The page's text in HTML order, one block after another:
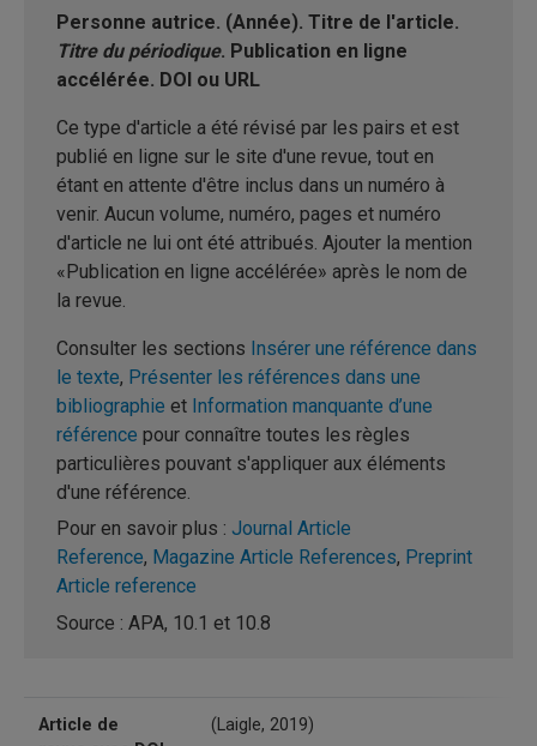
Personne autrice. (Année). Titre de l'article.
Titre du périodique. Publication en ligne
accélérée. DOI ou URL
Ce type d'article a été révisé par les pairs et est
publié en ligne sur le site d'une revue, tout en
étant en attente d'être inclus dans un numéro à
venir. Aucun volume, numéro, pages et numéro
d'article ne lui ont été attribués. Ajouter la mention
«Publication en ligne accélérée» après le nom de
la revue.
Consulter les sections Insérer une référence dans
le texte, Présenter les références dans une
bibliographie et Information manquante d’une
référence pour connaître toutes les règles
particulières pouvant s'appliquer aux éléments
d'une référence.
Pour en savoir plus :Journal Article
Reference, Magazine Article References, Preprint
Article reference
Source : APA, 10.1 et 10.8
Article de
(Laigle, 2019)